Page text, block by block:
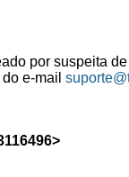
por suspeita
e-mail